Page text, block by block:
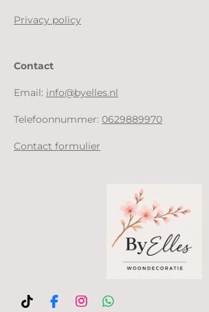
Privacy policy
Contact
Email: info@byelles.nl
Telefoonnummer: 0629889970
Contact formulier
T F I W